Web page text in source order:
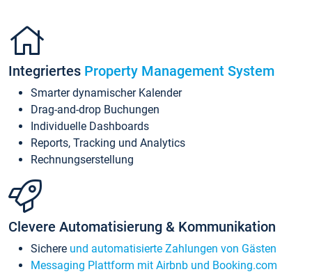
Integriertes Property Management System
Smarter dynamischer Kalender
Drag-and-drop Buchungen
Individuelle Dashboards
Reports, Tracking und Analytics
Rechnungserstellung
Clevere Automatisierung & Kommunikation
Sichere und automatisierte Zahlungen von Gästen
Messaging Plattform mit Airbnb und Booking.com